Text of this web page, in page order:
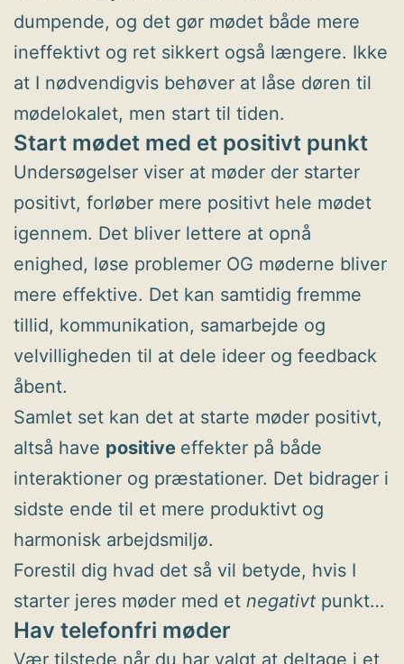
dumpende, og det gør mødet både mere
ineffektivt og ret sikkert også længere. Ikke
at I nødvendigvis behøver at låse døren til
mødelokalet, men start til tiden.
Start mødet med et positivt punkt
Undersøgelser viser at møder der starter
positivt, forløber mere positivt hele mødet
igennem. Det bliver lettere at opnå
enighed, løse problemer OG møderne bliver
mere effektive. Det kan samtidig fremme
tillid, kommunikation, samarbejde og
velvilligheden til at dele ideer og feedback
åbent.
Samlet set kan det at starte møder positivt,
altså have positive effekter på både
interaktioner og præstationer. Det bidrager i
sidste ende til et mere produktivt og
harmonisk arbejdsmiljø.
Forestil dig hvad det så vil betyde, hvis I
starter jeres møder med et negativt punkt…
Hav telefonfri møder
Vær tilstede når du har valgt at deltage i et